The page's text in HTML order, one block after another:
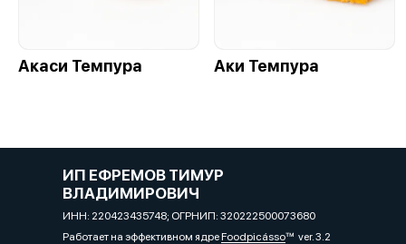
Акаси Темпура Аки Темпура
ИП ЕФРЕМОВ ТИМУР
ВЛАДИМИРОВИЧ
ИНН: 220423435748; ОГРНИП: 320222500073680
Работает на эффективном ядреFoodpicássover. 3.2